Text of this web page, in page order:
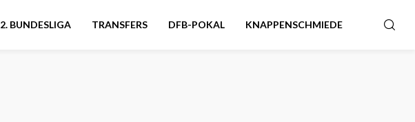
2. BUNDESLIGA TRANSFERS DFB-POKAL KNAPPENSCHMIEDE